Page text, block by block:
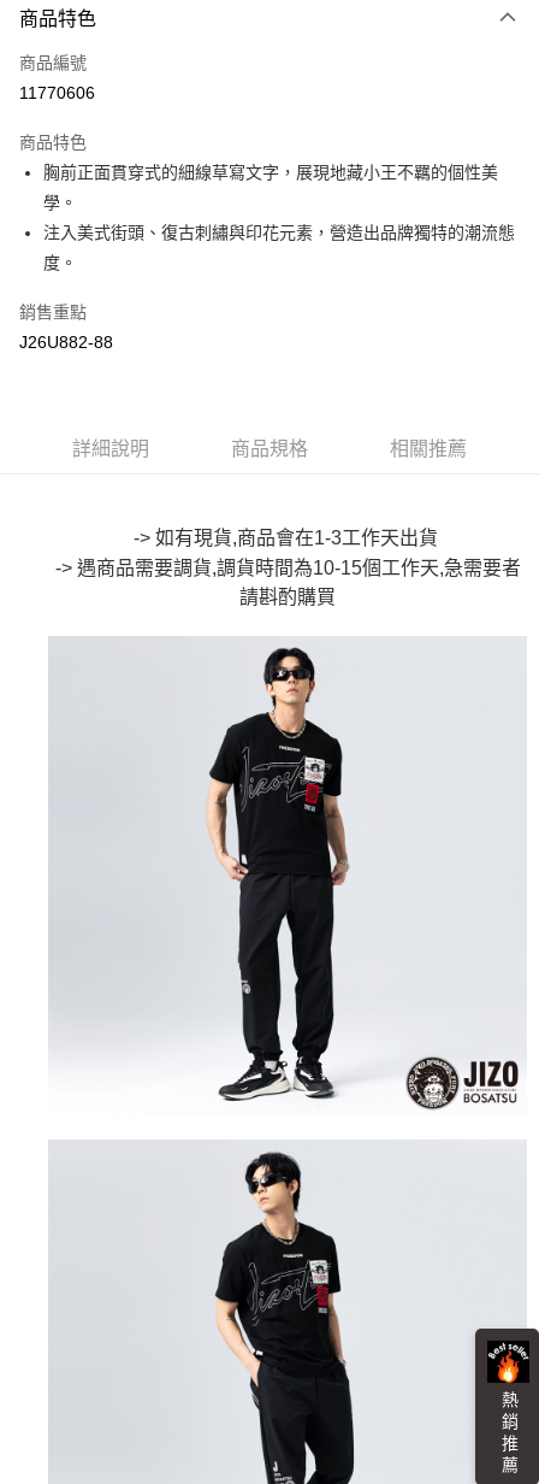
熱 銷 推 薦
信用卡一次付款
超商取貨付款
Apple Pay
街口支付
悠遊付
Google Pay
全盈+PAY
【大哥付你分期使用說明】
3.實際核准額度、可分期數及費用金額請依後續交易確認頁面所載為準。
4.訂單成立30分鐘內，如未前往確認交易或遇審核未通過，訂單將自動取
消。如遇「轉專審核」未通過狀況，表示未達大哥付你分期系統評分，恕無
【繳款方式說明】
1.分期款項不併入電信帳單，「大哥付你分期」於每月結算日後寄送繳費提
2.透過簡訊連結打開帳單後，可選擇「超商條碼／台灣大直營門市／銀行轉
帳／街口支付／iPASS MONEY」等通路繳費。
1.本服務係由「台灣大哥大股份有限公司」（以下簡稱本公司）所提供，讓
用戶於交易時，得透過本服務購買商品或服務，並由商店將買賣／分期付款
買賣價金債權讓與本公司後，依約使用本公司帳單繳交帳款。
2.基於同意付款使用「大哥付你分期」之契約關係目的，商店將以您的個人
資料（包含姓名、電話或地址）提供予台灣大哥大進項蒐集、處理及利用，
由本公司與您本人進行分期帳單所需資料之確認、核對及更正。
3.完整用戶服務條款，請詳閱以下連結：https://oppay.tw/userRule
AFTEE先享後付
AFTEE先享後付是「在收到商品之後才付款」的支付方式。 讓您購物簡單
便利好安心！
１．簡單：不需註冊會員、不需綁卡、不需儲值。
２．便利：只要手機號碼，簡訊認證，即可結帳。
１．於結帳方式選擇「AFTEE先享後付」後，將跳轉至「AFTEE先享後付」
結帳頁面，進行簡訊認證並確認金額後，即可完成結帳。
２．訂單成立數日內，您將收到繳費通知簡訊。
３．收到繳費通知簡訊後14天內，點擊此簡訊中的連結，可透過四大超商／
ATM／網路銀行／等多元方式進行付款，方視為交易完成。
※ 請注意：結帳手續完成當下不需立刻繳費，但若您需要取消訂單，請聯絡
購買商品的店家。未經商家同意取消之訂單仍視為有效，需透過AFTEE先享
※ 交易是否成功請以「AFTEE先享後付 」之結帳頁面顯示為準，若有關於
是否繳費成功／繳費後需取消欲退款等相關疑問，請聯繫「AFTEE先享後付
https://netprotections.freshdesk.com/support/home
１．透過由恩沛科技股份有限公司提供之「AFTEE先享後付」服務完成之交
易，需依本服務之必要範圍內提供個人資料，並將交易相關給付款項請求債
２．關於個人資料處理事宜，請瀏覽以下網址：
３．未成年的使用者請事先徵得法定代理人或監護人之同意方可使用
「AFTEE先享後付」，若未經同意申辦者引起之損失，本公司不負相關責
４．使用「AFTEE先享後付」時，將依據個別帳號之用戶狀況，依本公司即
時審查核予不同之上限額度；若仍有額度不足之情形，本公司將視審查結果
５．嚴禁一人註冊多個帳號或使用他人資訊註冊。若發現惡意使用之情形，
恩沛科技股份有限公司將有權停止該用戶之使用額度並採取法律行動。
全家取貨付款
每筆NT$80，滿NT$888(含以上)免運費
每筆NT$80，滿NT$888(含以上)免運費
每筆NT$60，滿NT$3,000(含以上)免運費
每筆NT$60，滿NT$3,000(含以上)免運費
每筆NT$80，滿NT$3,000(含以上)免運費
每筆NT$80，滿NT$3,000(含以上)免運費
商品特色
商品編號
11770606
商品特色
胸前正面貫穿式的細線草寫文字，展現地藏小王不羈的個性美
學。
注入美式街頭、復古刺繡與印花元素，營造出品牌獨特的潮流態
度。
銷售重點
J26U882-88
詳細說明 商品規格 相關推薦
-> 如有現貨,商品會在1-3工作天出貨
-> 遇商品需要調貨,調貨時間為10-15個工作天,急需要者
請斟酌購買